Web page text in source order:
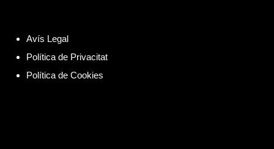
Avís Legal
Política de Privacitat
Política de Cookies